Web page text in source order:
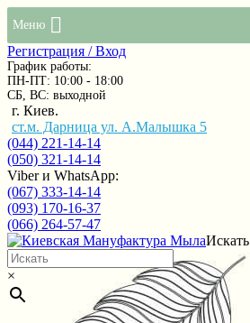
Меню
Регистрация / Вход
График работы:
ПН-ПТ: 10:00 - 18:00
СБ, ВС: выходной
г. Киев.
ст.м. Дарница ул. А.Малышка 5
(044) 221-14-14
(050) 321-14-14
Viber и WhatsApp:
(067) 333-14-14
(093) 170-16-37
(066) 264-57-47
Искать
×